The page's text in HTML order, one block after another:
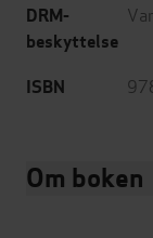
DRM-
beskyttelse
ISBN
Om boken